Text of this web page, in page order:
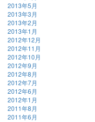
2013年5月
2013年3月
2013年2月
2013年1月
2012年12月
2012年11月
2012年10月
2012年9月
2012年8月
2012年7月
2012年6月
2012年1月
2011年8月
2011年6月